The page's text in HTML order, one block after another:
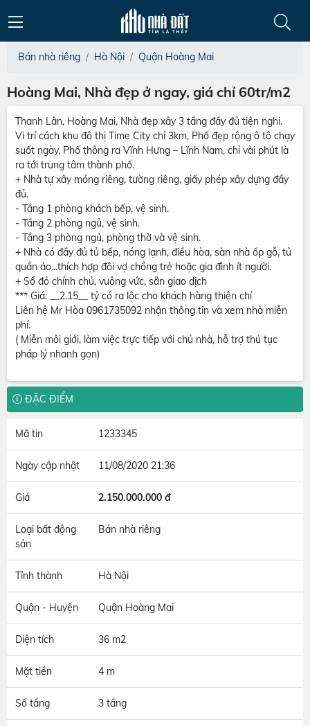
Bán nhà riêng Hà Nội Quận Hoàng Mai
Hoàng Mai, Nhà đẹp ở ngay, giá chỉ 60tr/m2
Thanh Lân, Hoàng Mai, Nhà đẹp xây 3 tầng đầy đủ tiện nghi.
Vi trí cách khu đô thị Time City chỉ 3km, Phố đẹp rộng ô tô chạy
suốt ngày, Phố thông ra Vĩnh Hưng – Lĩnh Nam, chỉ vài phút là
ra tới trung tâm thành phố.
+ Nhà tự xây móng riêng, tường riêng, giấy phép xây dựng đầy
đủ.
- Tầng 1 phòng khách bếp, vệ sinh.
- Tầng 2 phòng ngủ, vệ sinh.
- Tầng 3 phòng ngủ, phòng thờ và vệ sinh.
+ Nhà có đầy đủ tủ bếp, nóng lạnh, điều hòa, sàn nhà ốp gỗ, tủ
quần áo...thích hợp đôi vợ chồng trẻ hoặc gia đình ít người.
+ Sổ đỏ chính chủ, vuông vức, sẵn giao dịch
*** Giá: __2.15__ tỷ có ra lộc cho khách hàng thiện chí
Liên hệ Mr Hòa 0961735092 nhận thông tin và xem nhà miễn
phí.
( Miễn môi giới, làm việc trực tiếp với chủ nhà, hỗ trợ thủ tục
pháp lý nhanh gọn)
ĐẶC ĐIỂM
Mã tin 1233345
Ngày cập nhật 11/08/2020 21:36
Giá 2.150.000.000 đ
Loại bất động
sản
Bán nhà riêng
Tỉnh thành Hà Nội
Quận - Huyện Quận Hoàng Mai
Diện tích 36 m2
Mặt tiền 4 m
Số tầng 3 tầng